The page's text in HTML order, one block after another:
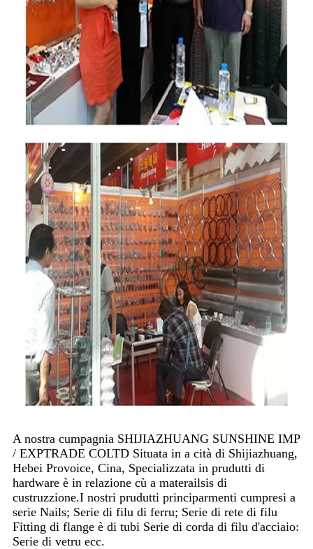
A nostra cumpagnia SHIJIAZHUANG SUNSHINE IMP
/ EXPTRADE COLTD Situata in a cità di Shijiazhuang,
Hebei Provoice, Cina, Specializzata in prudutti di
hardware è in relazione cù a materailsis di
custruzzione.I nostri prudutti principarmenti cumpresi a
serie Nails; Serie di filu di ferru; Serie di rete di filu
Fitting di flange è di tubi Serie di corda di filu d'acciaio:
Serie di vetru ecc.